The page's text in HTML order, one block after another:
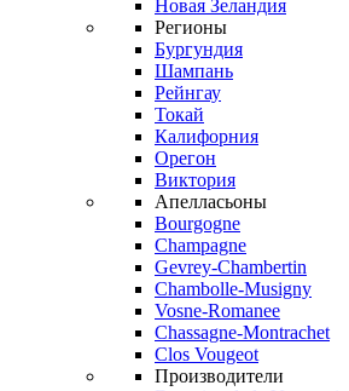
Новая Зеландия
Регионы
Бургундия
Шампань
Рейнгау
Токай
Калифорния
Орегон
Виктория
Апелласьоны
Bourgogne
Champagne
Gevrey-Chambertin
Chambolle-Musigny
Vosne-Romanee
Chassagne-Montrachet
Clos Vougeot
Производители